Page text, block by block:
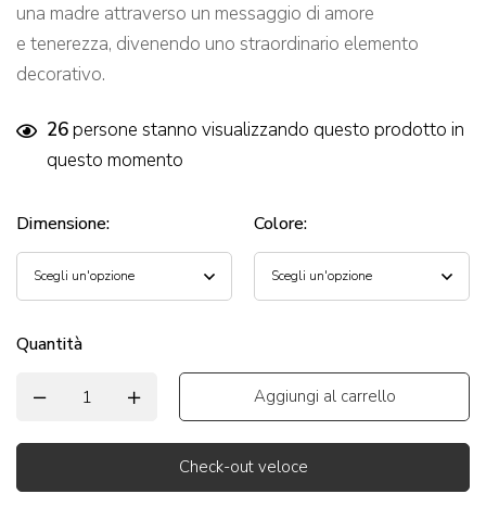
una madre attraverso un messaggio di amore
e tenerezza, divenendo uno straordinario elemento
decorativo.
26persone stanno visualizzando questo prodotto in
questo momento
Dimensione: Colore:
Quantità
Aggiungi al carrello
Check-out veloce